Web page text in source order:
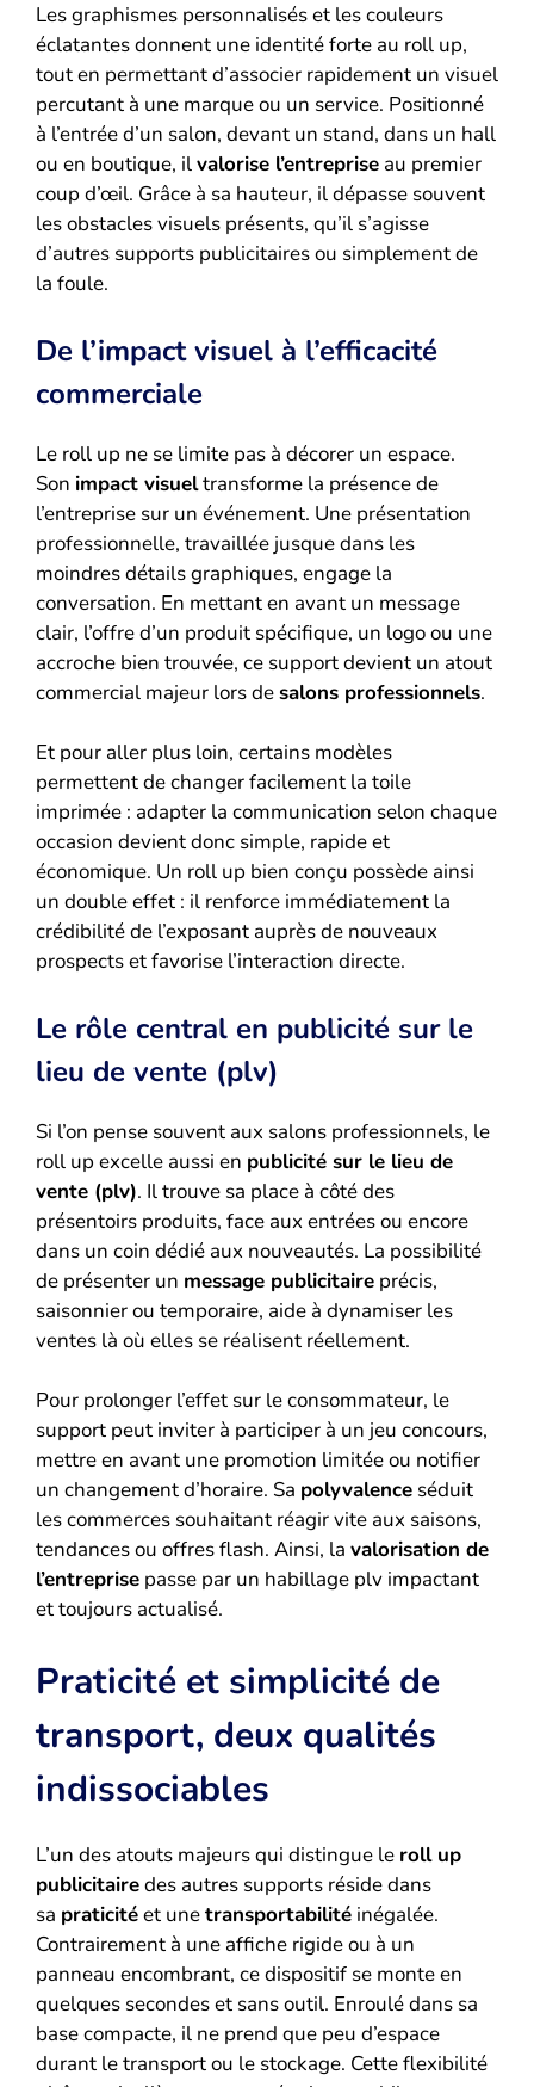
Les graphismes personnalisés et les couleurs
éclatantes donnent une identité forte au roll up,
tout en permettant d’associer rapidement un visuel
percutant à une marque ou un service. Positionné
à l’entrée d’un salon, devant un stand, dans un hall
ou en boutique, ilvalorise l’entreprise au premier
coup d’œil. Grâce à sa hauteur, il dépasse souvent
les obstacles visuels présents, qu’il s’agisse
d’autres supports publicitaires ou simplement de
la foule.
De l’impact visuel à l’efficacité
commerciale
Le roll up ne se limite pas à décorer un espace.
Son impact visueltransforme la présence de
l’entreprise sur un événement. Une présentation
professionnelle, travaillée jusque dans les
moindres détails graphiques, engage la
conversation. En mettant en avant un message
clair, l’offre d’un produit spécifique, un logo ou une
accroche bien trouvée, ce support devient un atout
commercial majeur lors desalons professionnels.
Et pour aller plus loin, certains modèles
permettent de changer facilement la toile
imprimée : adapter la communication selon chaque
occasion devient donc simple, rapide et
économique. Un roll up bien conçu possède ainsi
un double effet : il renforce immédiatement la
crédibilité de l’exposant auprès de nouveaux
prospects et favorise l’interaction directe.
Le rôle central en publicité sur le
lieu de vente (plv)
Si l’on pense souvent aux salons professionnels, le
roll up excelle aussi en publicité sur le lieu de
vente (plv). Il trouve sa place à côté des
présentoirs produits, face aux entrées ou encore
dans un coin dédié aux nouveautés. La possibilité
de présenter un message publicitaire précis,
saisonnier ou temporaire, aide à dynamiser les
ventes là où elles se réalisent réellement.
Pour prolonger l’effet sur le consommateur, le
support peut inviter à participer à un jeu concours,
mettre en avant une promotion limitée ou notifier
un changement d’horaire. Sa polyvalence séduit
les commerces souhaitant réagir vite aux saisons,
tendances ou offres flash. Ainsi, la valorisation de
l’entreprise passe par un habillage plv impactant
et toujours actualisé.
Praticité et simplicité de
transport, deux qualités
indissociables
L’un des atouts majeurs qui distingue le roll up
publicitairedes autres supports réside dans
sa praticitéet unetransportabilité inégalée.
Contrairement à une affiche rigide ou à un
panneau encombrant, ce dispositif se monte en
quelques secondes et sans outil. Enroulé dans sa
base compacte, il ne prend que peu d’espace
durant le transport ou le stockage. Cette flexibilité